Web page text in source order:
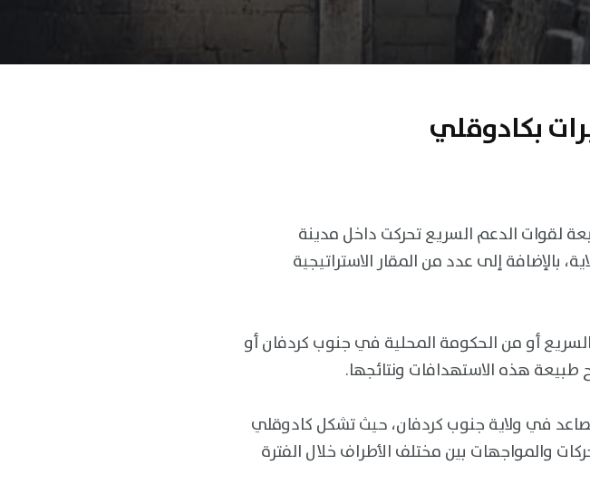
بكادوقلي
لقوات الدعم السريع تحركت داخل مدينة
بالإضافة إلى عدد من المقار الاستراتيجية
أو من الحكومة المحلية في جنوب كردفان أو
طبيعة هذه الاستهدافات ونتائجها.
في ولاية جنوب كردفان، حيث تشكل كادوقلي
والمواجهات بين مختلف الأطراف خلال الفترة